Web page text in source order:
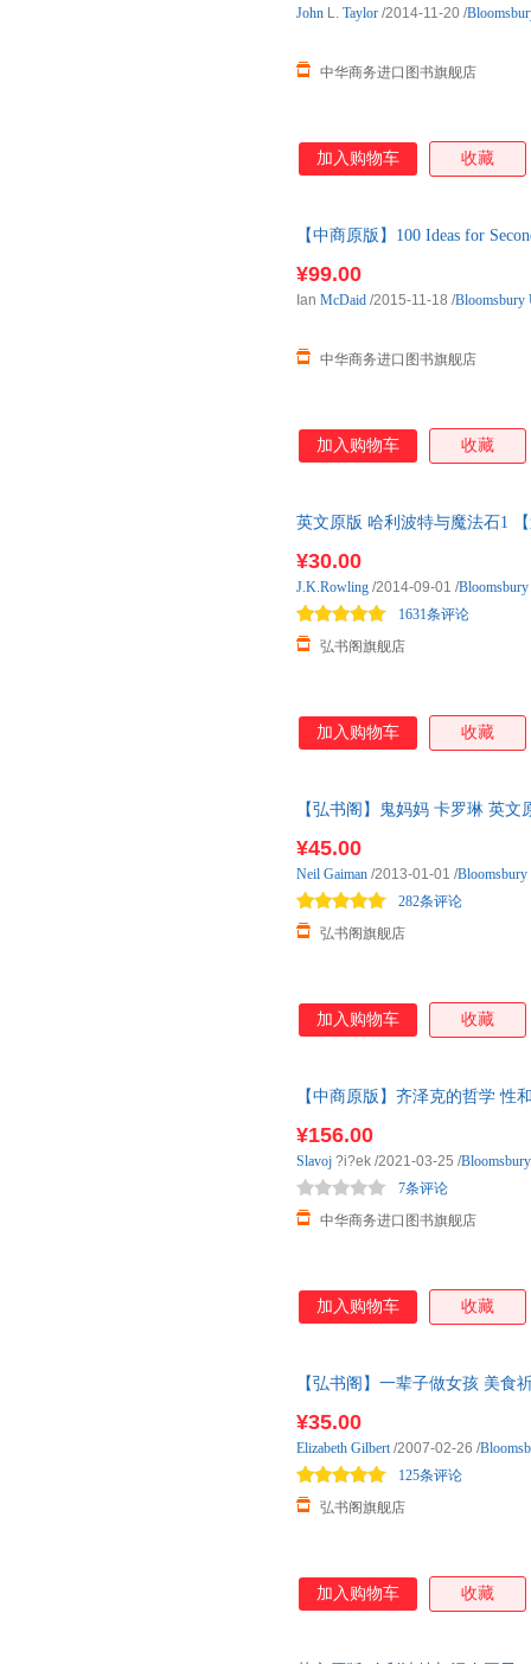
中华商务进口图书旗舰店
John L. Taylor /2014-11-20 /
加入购物车 收藏
【中商原版】100 Ideas for
¥99.00
中华商务进口图书旗舰店
Ian McDaid /2015-11-18 /Bloomsbury
加入购物车 收藏
英文原版 哈利波特与魔法石1 【
名著 英语学习
¥30.00
弘书阁旗舰店
1631条评论
J.K.Rowling /2014-09-01 /
加入购物车 收藏
【弘书阁】鬼妈妈 卡罗琳 英
电影原著 青少年英语物 学生课
¥45.00
弘书阁旗舰店
282条评论
Neil Gaiman /2013-01-01 /
加入购物车 收藏
【中商原版】齐泽克的哲学 性
¥156.00
中华商务进口图书旗舰店
7条评论
Slavoj ?i?ek /2021-03-25 /
加入购物车 收藏
【弘书阁】一辈子做女孩 美食
阁原版进口
¥35.00
弘书阁旗舰店
125条评论
Elizabeth Gilbert/2007-02-26 /
加入购物车 收藏